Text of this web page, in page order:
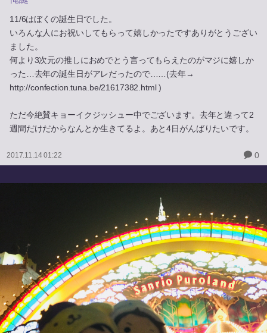
11/6はぼくの誕生日でした。
いろんな人にお祝いしてもらって嬉しかったですありがとうござい
ました。
何より3次元の推しにおめでとう言ってもらえたのがマジに嬉しか
った…去年の誕生日がアレだったので……(去年→
http://confection.tuna.be/21617382.html )
ただ今絶賛キョーイクジッシュー中でございます。去年と違って2
週間だけだからなんとか生きてるよ。あと4日がんばりたいです。
2017.11.14 01:22 0